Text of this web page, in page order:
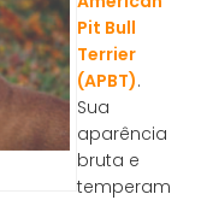
Pit Bull
Terrier
(APBT).
Sua
aparência
bruta e
temperam